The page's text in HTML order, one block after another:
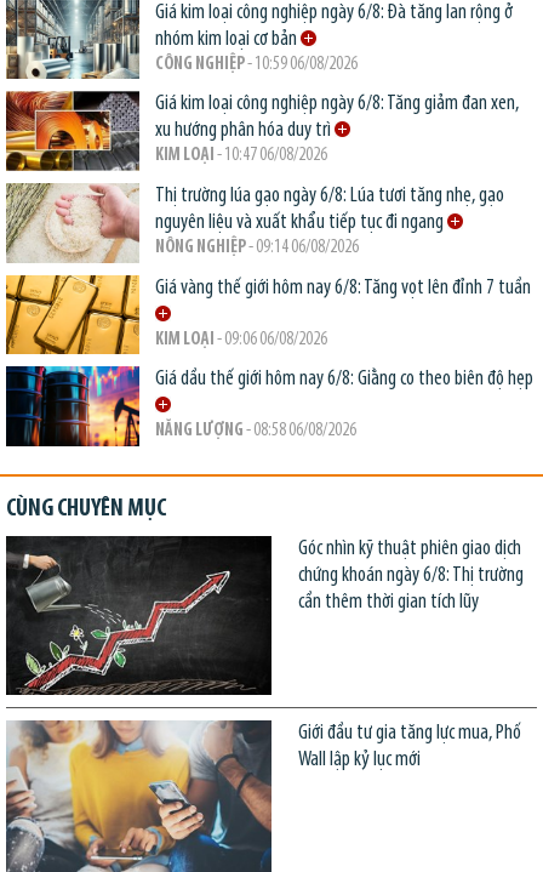
Giá kim loại công nghiệp ngày 6/8: Đà tăng lan rộng ở
nhóm kim loại cơ bản
CÔNG NGHIỆP- 10:59 06/08/2026
Giá kim loại công nghiệp ngày 6/8: Tăng giảm đan xen,
xu hướng phân hóa duy trì
KIM LOẠI - 10:47 06/08/2026
Thị trường lúa gạo ngày 6/8: Lúa tươi tăng nhẹ, gạo
nguyên liệu và xuất khẩu tiếp tục đi ngang
NÔNG NGHIỆP- 09:14 06/08/2026
Giá vàng thế giới hôm nay 6/8: Tăng vọt lên đỉnh 7 tuần
KIM LOẠI - 09:06 06/08/2026
Giá dầu thế giới hôm nay 6/8: Giằng co theo biên độ hẹp
NĂNG LƯỢNG - 08:58 06/08/2026
CÙNG CHUYÊN MỤC
Góc nhìn kỹ thuật phiên giao dịch
chứng khoán ngày 6/8: Thị trường
cần thêm thời gian tích lũy
Giới đầu tư gia tăng lực mua, Phố
Wall lập kỷ lục mới